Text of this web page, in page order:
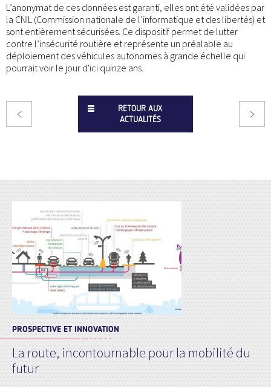
L’anonymat de ces données est garanti, elles ont été validées par
la CNIL (Commission nationale de l’informatique et des libertés) et
sont entièrement sécurisées. Ce dispositif permet de lutter
contre l’insécurité routière et représente un préalable au
déploiement des véhicules autonomes à grande échelle qui
pourrait voir le jour d'ici quinze ans.
RETOUR AUX
ACTUALITÉS
PROSPECTIVE ET INNOVATION
La route, incontournable pour la mobilité du
futur